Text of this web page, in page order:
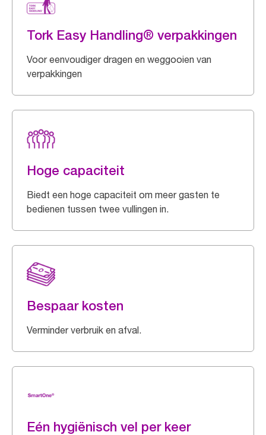
Tork Easy Handling® verpakkingen
Voor eenvoudiger dragen en weggooien van
verpakkingen
Hoge capaciteit
Biedt een hoge capaciteit om meer gasten te
bedienen tussen twee vullingen in.
Bespaar kosten
Verminder verbruik en afval.
Eén hygiënisch vel per keer